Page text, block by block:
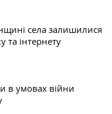
села залишилися
та інтернету
в умовах війни